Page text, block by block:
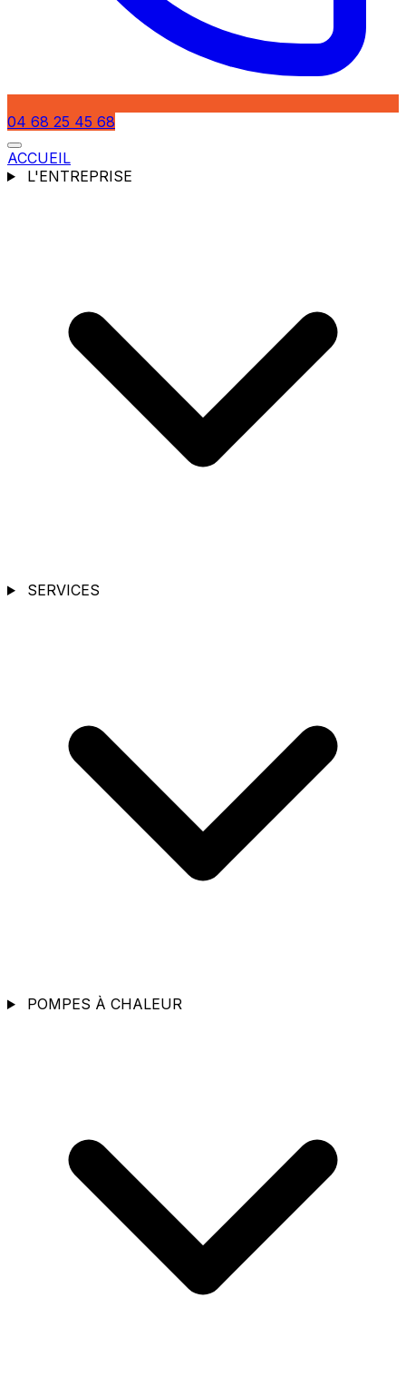
04 68 25 45 68
ACCUEIL
L'ENTREPRISE
SERVICES
POMPES À CHALEUR